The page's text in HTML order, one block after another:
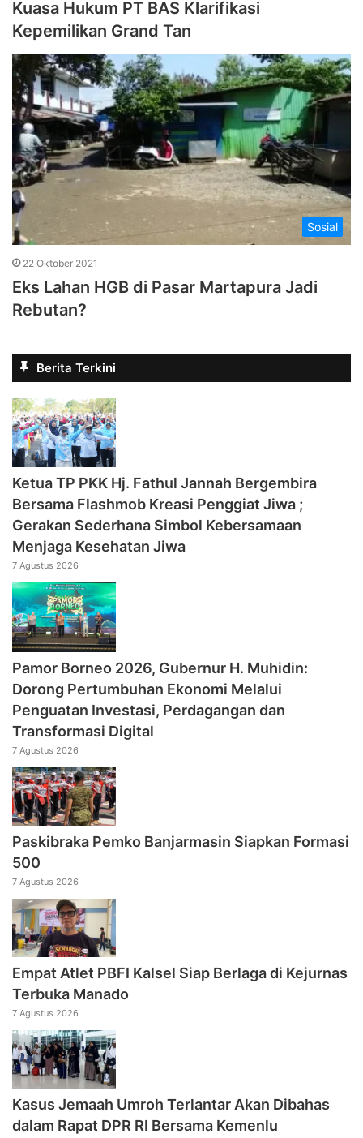
Kuasa Hukum PT BAS Klarifikasi
Kepemilikan Grand Tan
Sosial
22 Oktober 2021
Eks Lahan HGB di Pasar Martapura Jadi
Rebutan?
Berita Terkini
‎Ketua TP PKK Hj. Fathul Jannah Bergembira
Bersama Flashmob Kreasi Penggiat Jiwa ;
Gerakan Sederhana Simbol Kebersamaan
Menjaga Kesehatan Jiwa
7 Agustus 2026
Pamor Borneo 2026, Gubernur H. Muhidin:
Dorong Pertumbuhan Ekonomi Melalui
Penguatan Investasi, Perdagangan dan
Transformasi Digital
7 Agustus 2026
Paskibraka Pemko Banjarmasin Siapkan Formasi
500
7 Agustus 2026
Empat Atlet PBFI Kalsel Siap Berlaga di Kejurnas
Terbuka Manado
7 Agustus 2026
Kasus Jemaah Umroh Terlantar Akan Dibahas
dalam Rapat DPR RI Bersama Kemenlu